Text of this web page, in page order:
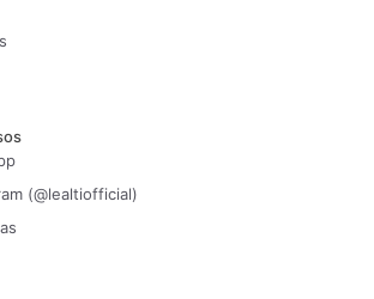
(@lealtiofficial)